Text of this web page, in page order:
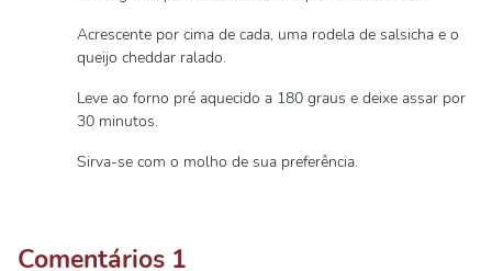
Acrescente por cima de cada, uma rodela de salsicha e o
queijo cheddar ralado.
Leve ao forno pré aquecido a 180 graus e deixe assar por
30 minutos.
Sirva-se com o molho de sua preferência.
Comentários 1